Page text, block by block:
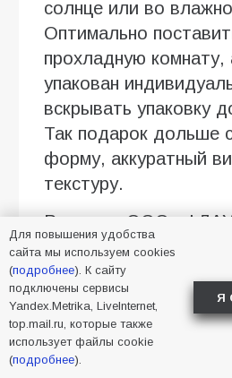
солнце или во
Оптимально
прохладную
упакован
вскрывать упаковку
Так подарок дольше
форму, аккуратный
текстуру.
Реклама. ООО
1207700263198, ИНН
erid:2SDnjcyq3kf
2026,Батайск
Для повышения удобства
сайта мы используем cookies
(подробнее). К сайту
подключены сервисы
Yandex.Metrika, LiveInternet,
top.mail.ru, которые также
использует файлы cookie
(подробнее).
Я